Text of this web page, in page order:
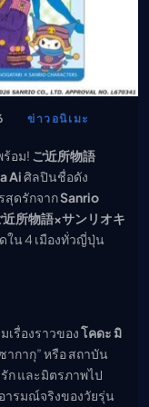
(คืนนี้)
งออกอากาศอนิ
ข่าวอนิเมะ
ร้อม! ご近所物語
Aiศิลปินชื่อดัง
สุดรักจากSanrio
近所物語×サンリオキ
ใน 4 เมืองทั่วญี่ปุ่น
เรื่องราวของโคดะ มิ
กากุ” หรือ สถาบัน
ก และมิตรภาพไป
ารมณ์จริงของวัยรุ่น